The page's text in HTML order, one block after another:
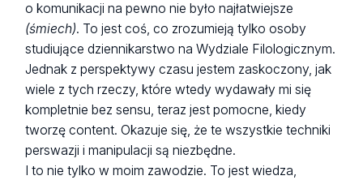
o komunikacji na pewno nie było najłatwiejsze
(śmiech). To jest coś, co zrozumieją tylko osoby
studiujące dziennikarstwo na Wydziale Filologicznym.
Jednak z perspektywy czasu jestem zaskoczony, jak
wiele z tych rzeczy, które wtedy wydawały mi się
kompletnie bez sensu, teraz jest pomocne, kiedy
tworzę content. Okazuje się, że te wszystkie techniki
perswazji i manipulacji są niezbędne.
I to nie tylko w moim zawodzie. To jest wiedza,